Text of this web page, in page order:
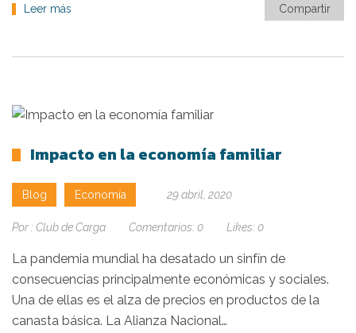
Leer más Compartir
Impacto en la economía familiar
Blog Economía 29 abril, 2020
Por : Club de Carga Comentarios: 0 Likes: 0
La pandemia mundial ha desatado un sinfín de
consecuencias principalmente económicas y sociales.
Una de ellas es el alza de precios en productos de la
canasta básica. La Alianza Nacional…